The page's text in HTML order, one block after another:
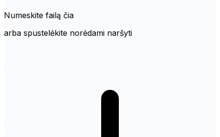
Numeskite failą čia
arba spustelėkite norėdami naršyti